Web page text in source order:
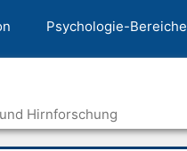
Psychologie-Bereiche
Hirnforschung